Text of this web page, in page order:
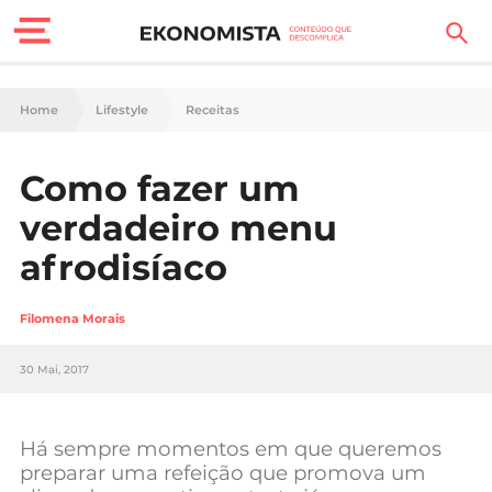
Finanças Pessoais
Carreira
Casa
Lifestyle
Sociedade
Negócios
Home Lifestyle Receitas
Como fazer um
verdadeiro menu
afrodisíaco
Filomena Morais
30 Mai, 2017
Há sempre momentos em que queremos
preparar uma refeição que promova um